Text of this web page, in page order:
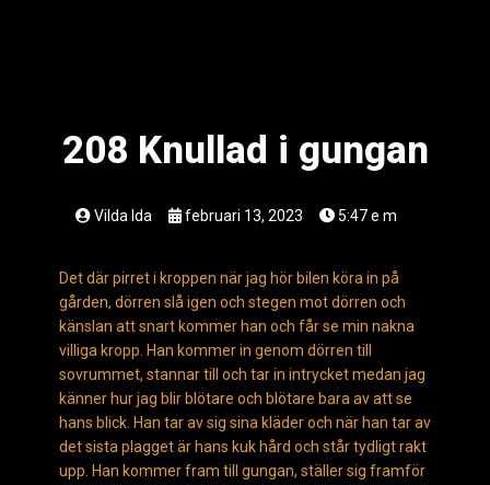
208 Knullad i gungan
Vilda Ida februari 13, 2023 5:47 e m
Det där pirret i kroppen när jag hör bilen köra in på
gården, dörren slå igen och stegen mot dörren och
känslan att snart kommer han och får se min nakna
villiga kropp. Han kommer in genom dörren till
sovrummet, stannar till och tar in intrycket medan jag
känner hur jag blir blötare och blötare bara av att se
hans blick. Han tar av sig sina kläder och när han tar av
det sista plagget är hans kuk hård och står tydligt rakt
upp. Han kommer fram till gungan, ställer sig framför